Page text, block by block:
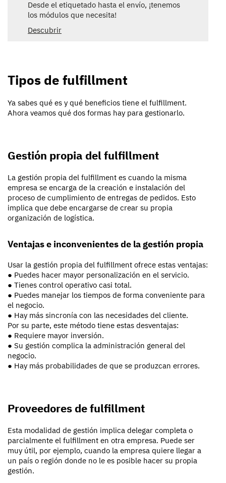
Desde el etiquetado hasta el envío, ¡tenemos
los módulos que necesita!
Descubrir
Tipos de fulfillment
Ya sabes qué es y qué beneficios tiene el fulfillment.
Ahora veamos qué dos formas hay para gestionarlo.
Gestión propia del fulfillment
La gestión propia del fulfillment es cuando la misma
empresa se encarga de la creación e instalación del
proceso de cumplimiento de entregas de pedidos. Esto
implica que debe encargarse de crear su propia
organización de logística.
Ventajas e inconvenientes de la gestión propia
Usar la gestión propia del fulfillment ofrece estas ventajas:
● Puedes hacer mayor personalización en el servicio.
● Tienes control operativo casi total.
● Puedes manejar los tiempos de forma conveniente para
el negocio.
● Hay más sincronía con las necesidades del cliente.
Por su parte, este método tiene estas desventajas:
● Requiere mayor inversión.
● Su gestión complica la administración general del
negocio.
● Hay más probabilidades de que se produzcan errores.
Proveedores de fulfillment
Esta modalidad de gestión implica delegar completa o
parcialmente el fulfillment en otra empresa. Puede ser
muy útil, por ejemplo, cuando la empresa quiere llegar a
un país o región donde no le es posible hacer su propia
gestión.